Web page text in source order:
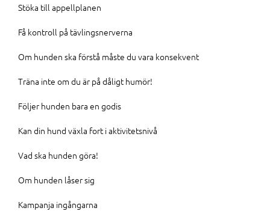
Stöka till appellplanen
Få kontroll på tävlingsnerverna
Om hunden ska förstå måste du vara konsekvent
Träna inte om du är på dåligt humör!
Följer hunden bara en godis
Kan din hund växla fort i aktivitetsnivå
Vad ska hunden göra!
Om hunden låser sig
Kampanja ingångarna